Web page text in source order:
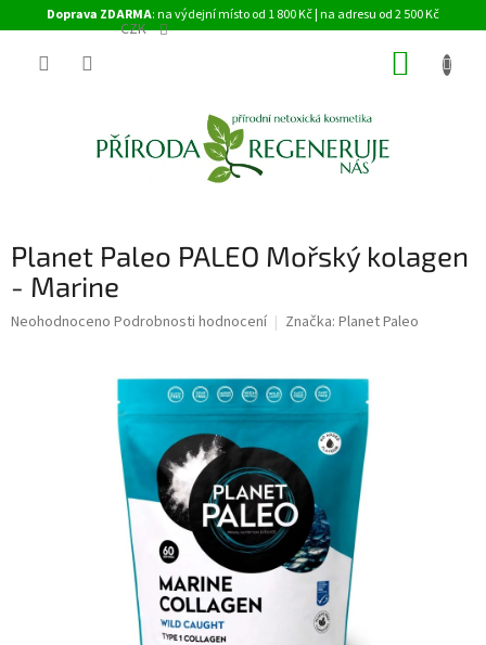
na
Doprava ZDARMA: na výdejní místo od 1 800 Kč | na adresu od 2 500 Kč
CZK
Planet Paleo PALEO Mořský kolagen
- Marine
Průměrné
Neohodnoceno Podrobnosti hodnocení Značka: Planet Paleo